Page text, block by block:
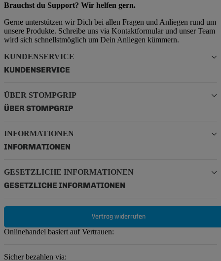
Brauchst du Support? Wir helfen gern.
Gerne unterstützen wir Dich bei allen Fragen und Anliegen rund um
unsere Produkte. Schreibe uns via Kontaktformular und unser Team
wird sich schnellstmöglich um Dein Anliegen kümmern.
KUNDENSERVICE
KUNDENSERVICE
ÜBER STOMPGRIP
ÜBER STOMPGRIP
INFORMATIONEN
INFORMATIONEN
GESETZLICHE INFORMATIONEN
GESETZLICHE INFORMATIONEN
Vertrag widerrufen
Onlinehandel basiert auf Vertrauen:
Sicher bezahlen via: